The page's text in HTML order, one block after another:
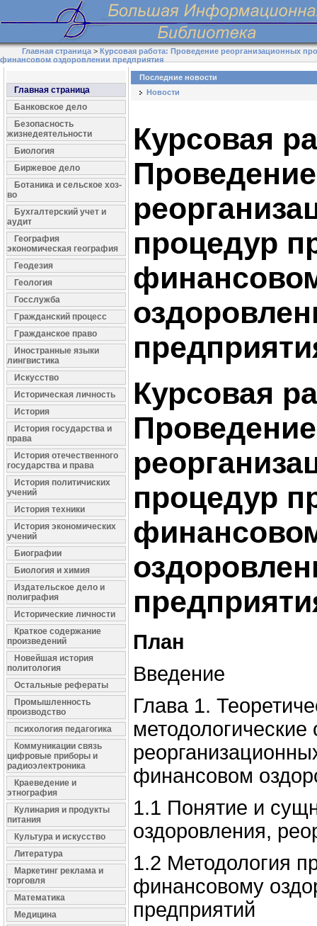
Главная страница >Курсовая работа: Проведение реорганизационных
финансовом оздоровлении предприятия
Главная страница
Банковское дело
Безопасность
жизнедеятельности
Биология
Биржевое дело
Ботаника и сельское хоз-
во
Бухгалтерский учет и
аудит
География
экономическая география
Геодезия
Геология
Госслужба
Гражданский процесс
Гражданское право
Иностранные языки
лингвистика
Искусство
Историческая личность
История
История государства и
права
История отечественного
государства и права
История политичиских
учений
История техники
История экономических
учений
Биографии
Биология и химия
Издательское дело и
полиграфия
Исторические личности
Краткое содержание
произведений
Новейшая история
политология
Остальные рефераты
Промышленность
производство
психология педагогика
Коммуникации связь
цифровые приборы и
радиоэлектроника
Краеведение и
этнография
Кулинария и продукты
питания
Культура и искусство
Литература
Маркетинг реклама и
торговля
Математика
Медицина
Последние новости
Новости
Курсовая
Проведение
процедур
Курсовая
Проведение
процедур
План
Введение
Глава 1.
финансовом
1.1 Понятие и
оздоровления,
1.2 Методология
финансовому
предприятий